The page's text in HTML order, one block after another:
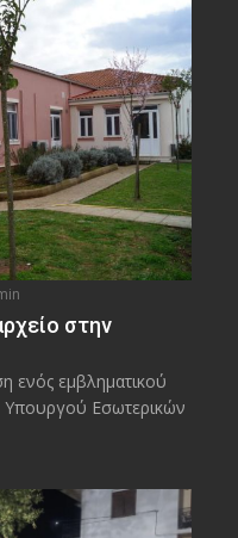
στην
ενός εμβληματικού
Εσωτερικών